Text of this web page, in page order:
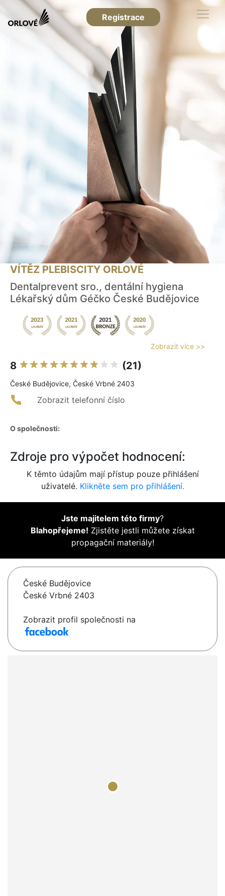
Registrace
VÍTĚZ PLEBISCITY ORLOVÉ
Dentalprevent sro., dentální hygiena
Lékařský dům Géčko České Budějovice
Zobrazit více >>
8 (21)
České Budějovice, České Vrbné 2403
Zobrazit telefonní číslo
O společnosti:
Zdroje pro výpočet hodnocení:
K těmto údajům mají přístup pouze přihlášení
uživatelé. Klikněte sem pro přihlášení.
Jste majitelem této firmy?
Blahopřejeme! Zjistěte jestli můžete získat
propagační materiály!
České Budějovice
České Vrbné 2403
Zobrazit profil společnosti na